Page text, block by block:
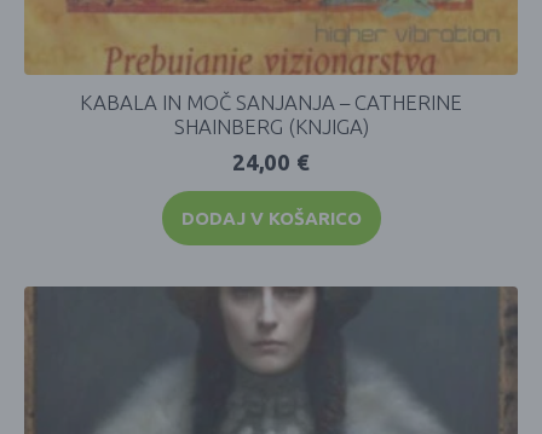
KABALA IN MOČ SANJANJA – CATHERINE
SHAINBERG (KNJIGA)
24,00 €
DODAJ V KOŠARICO